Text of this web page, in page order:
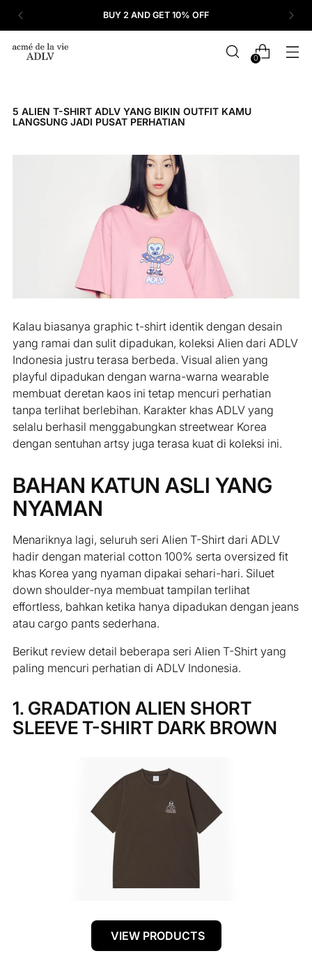
BUY 2 AND GET 10% OFF
0
5 ALIEN T-SHIRT ADLV YANG BIKIN OUTFIT KAMU
LANGSUNG JADI PUSAT PERHATIAN
Kalau biasanya graphic t-shirt identik dengan desain
yang ramai dan sulit dipadukan, koleksi Alien dari ADLV
Indonesia justru terasa berbeda. Visual alien yang
playful dipadukan dengan warna-warna wearable
membuat deretan kaos ini tetap mencuri perhatian
tanpa terlihat berlebihan. Karakter khas ADLV yang
selalu berhasil menggabungkan streetwear Korea
dengan sentuhan artsy juga terasa kuat di koleksi ini.
BAHAN KATUN ASLI YANG
NYAMAN
Menariknya lagi, seluruh seri Alien T-Shirt dari ADLV
hadir dengan material cotton 100% serta oversized fit
khas Korea yang nyaman dipakai sehari-hari. Siluet
down shoulder-nya membuat tampilan terlihat
effortless, bahkan ketika hanya dipadukan dengan jeans
atau cargo pants sederhana.
Berikut review detail beberapa seri Alien T-Shirt yang
paling mencuri perhatian di ADLV Indonesia.
1. GRADATION ALIEN SHORT
SLEEVE T-SHIRT DARK BROWN
VIEW PRODUCTS